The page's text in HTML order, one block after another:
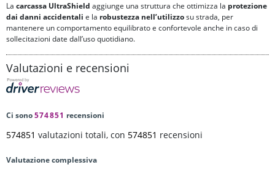
La carcassa UltraShield aggiunge una struttura che ottimizza la protezione
dai danni accidentali e la robustezza nell’utilizzosu strada, per
mantenere un comportamento equilibrato e confortevole anche in caso di
sollecitazioni date dall’uso quotidiano.
Valutazioni e recensioni
Ci sono574851 recensioni
574851 valutazioni totali, con 574851 recensioni
Valutazione complessiva